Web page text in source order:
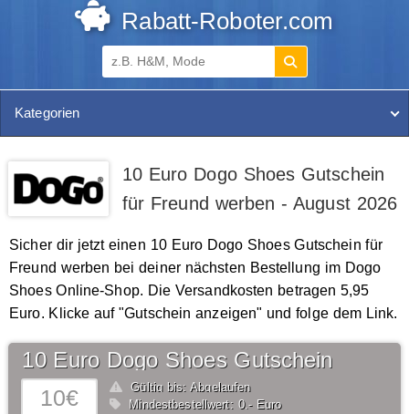
Rabatt-Roboter.com
Kategorien
10 Euro Dogo Shoes Gutschein
für Freund werben - August 2026
Sicher dir jetzt einen 10 Euro Dogo Shoes Gutschein für
Freund werben bei deiner nächsten Bestellung im Dogo
Shoes Online-Shop. Die Versandkosten betragen 5,95
Euro. Klicke auf "Gutschein anzeigen" und folge dem Link.
10€
10 Euro Dogo Shoes Gutschein
Gültig bis: Abgelaufen
Mindestbestellwert: 0,- Euro